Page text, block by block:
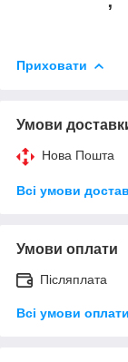
Приховати
Умови
Нова Пошта
Всі умови
Умови оплати
Післяплата
Всі умови оплати